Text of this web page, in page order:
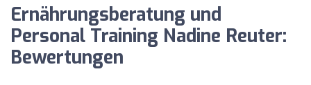
Ernährungsberatung und
Personal Training Nadine Reuter:
Bewertungen